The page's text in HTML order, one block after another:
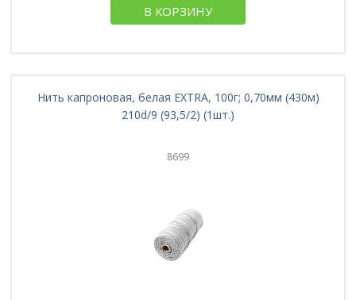
В КОРЗИНУ
Нить капроновая, белая EXTRA, 100г; 0,70мм (430м)
210d/9 (93,5/2) (1шт.)
8699